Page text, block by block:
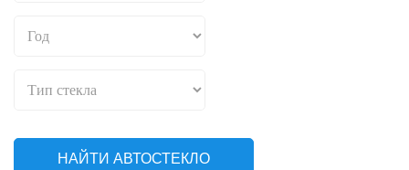
НАЙТИ АВТОСТЕКЛО